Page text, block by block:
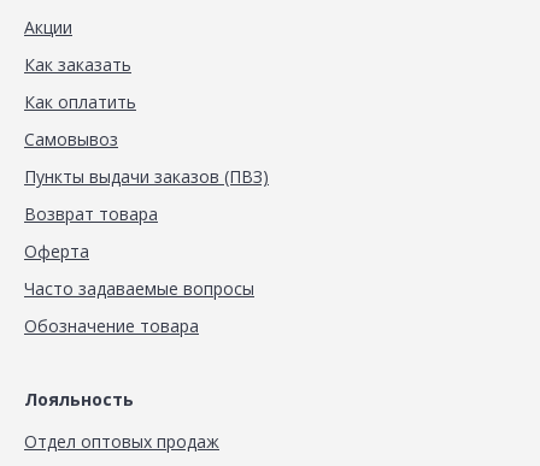
Акции
Как заказать
Как оплатить
Самовывоз
Пункты выдачи заказов (ПВЗ)
Возврат товара
Оферта
Часто задаваемые вопросы
Обозначение товара
Лояльность
Отдел оптовых продаж